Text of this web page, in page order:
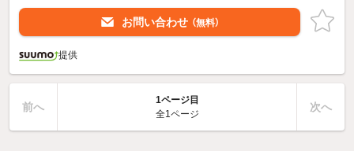
お問い合わせ （無料）
提供
前へ
1ページ目
全1ページ
次へ